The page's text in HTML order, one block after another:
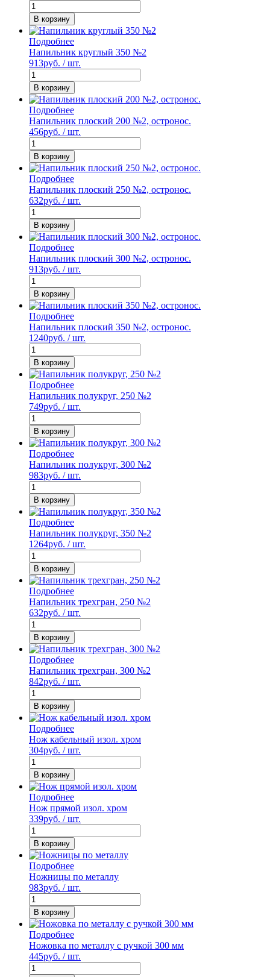
В корзину
Подробнее
Напильник круглый 350 №2
913руб. / шт.
В корзину
Подробнее
Напильник плоский 200 №2, остронос.
456руб. / шт.
В корзину
Подробнее
Напильник плоский 250 №2, остронос.
632руб. / шт.
В корзину
Подробнее
Напильник плоский 300 №2, остронос.
913руб. / шт.
В корзину
Подробнее
Напильник плоский 350 №2, остронос.
1240руб. / шт.
В корзину
Подробнее
Напильник полукруг, 250 №2
749руб. / шт.
В корзину
Подробнее
Напильник полукруг, 300 №2
983руб. / шт.
В корзину
Подробнее
Напильник полукруг, 350 №2
1264руб. / шт.
В корзину
Подробнее
Напильник трехгран, 250 №2
632руб. / шт.
В корзину
Подробнее
Напильник трехгран, 300 №2
842руб. / шт.
В корзину
Подробнее
Нож кабельный изол. хром
304руб. / шт.
В корзину
Подробнее
Нож прямой изол. хром
339руб. / шт.
В корзину
Подробнее
Ножницы по металлу
983руб. / шт.
В корзину
Подробнее
Ножовка по металлу с ручкой 300 мм
445руб. / шт.